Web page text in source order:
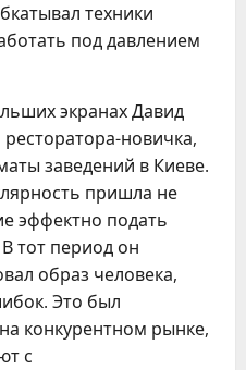
техники
под давлением
экранах Давид
новичка,
заведений в Киеве.
пришла не
эффектно подать
тот период он
образ человека,
Это был
конкурентном рынке,
с